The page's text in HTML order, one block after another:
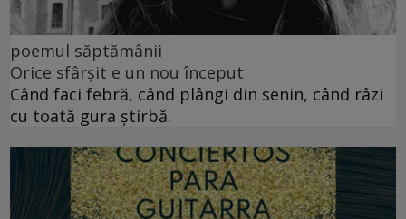
poemul săptămânii
Orice sfârșit e un nou început
Când faci febră, când plângi din senin, când râzi
cu toată gura știrbă.